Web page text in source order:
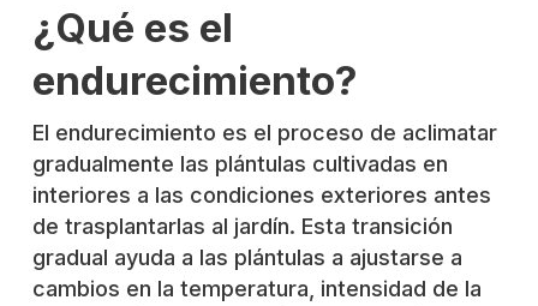
¿Qué es el
endurecimiento?
El endurecimiento es el proceso de aclimatar
gradualmente las plántulas cultivadas en
interiores a las condiciones exteriores antes
de trasplantarlas al jardín. Esta transición
gradual ayuda a las plántulas a ajustarse a
cambios en la temperatura, intensidad de la